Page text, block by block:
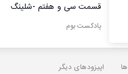
قسمت سی و هفتم -شلینگ
پادکست بوم
اپیزودهای دیگر